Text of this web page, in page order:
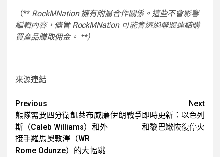
（** RockMNation 擁有附屬合作關係。這些不會影響
編輯內容，儘管 RockMNation 可能會透過聯盟連結購
買產品賺取佣金。 **）
來源連結
Post
navigation
Previous
熊隊需要四分衛凱萊布威廉
斯（Caleb Williams）和外
接手羅馬奧敦澤（WR
Rome Odunze）的大幅跳
Next
伊朗戰爭即時更新：以色列
和黎巴嫩恢復停火